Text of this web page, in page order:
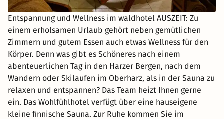
Entspannung und Wellness im waldhotel AUSZEIT: Zu
einem erholsamen Urlaub gehört neben gemütlichen
Zimmern und gutem Essen auch etwas Wellness für den
Körper. Denn was gibt es Schöneres nach einem
abenteuerlichen Tag in den Harzer Bergen, nach dem
Wandern oder Skilaufen im Oberharz, als in der Sauna zu
relaxen und entspannen? Das Team heizt Ihnen gerne
ein. Das Wohlfühlhotel verfügt über eine hauseigene
kleine finnische Sauna. Zur Ruhe kommen Sie im